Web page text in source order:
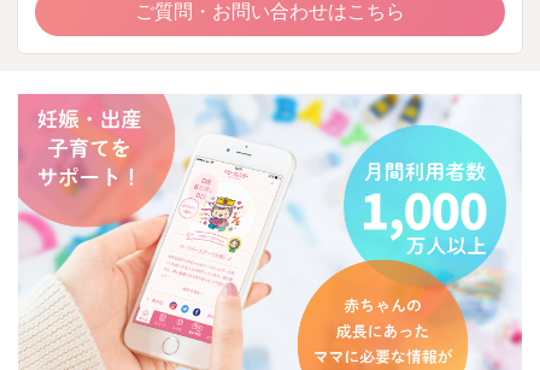
ご質問・お問い合わせはこちら